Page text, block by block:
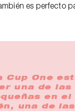
es perfecto
Cup One
una de las
en el
una de